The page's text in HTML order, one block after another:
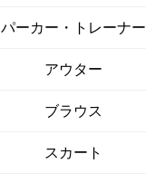
パーカー・トレーナー
アウター
ブラウス
スカート